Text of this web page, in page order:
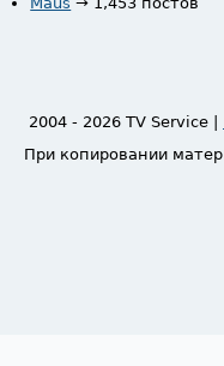
2004 - 2026 TV Service |
При копировании